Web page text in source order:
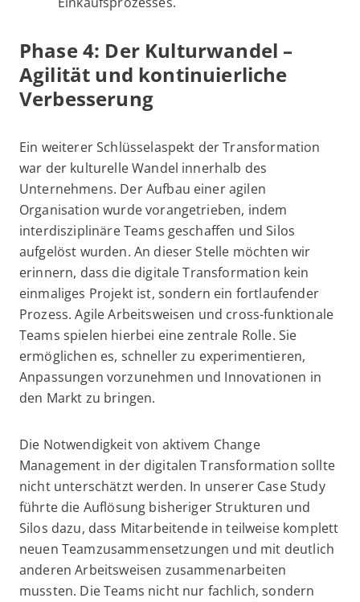
Phase 4: Der Kulturwandel –
Agilität und kontinuierliche
Verbesserung
Ein weiterer Schlüsselaspekt der Transformation
war der kulturelle Wandel innerhalb des
Unternehmens. Der Aufbau einer agilen
Organisation wurde vorangetrieben, indem
interdisziplinäre Teams geschaffen und Silos
aufgelöst wurden. An dieser Stelle möchten wir
erinnern, dass die digitale Transformation kein
einmaliges Projekt ist, sondern ein fortlaufender
Prozess. Agile Arbeitsweisen und cross-funktionale
Teams spielen hierbei eine zentrale Rolle. Sie
ermöglichen es, schneller zu experimentieren,
Anpassungen vorzunehmen und Innovationen in
den Markt zu bringen.
Die Notwendigkeit von aktivem Change
Management in der digitalen Transformation sollte
nicht unterschätzt werden. In unserer Case Study
führte die Auflösung bisheriger Strukturen und
Silos dazu, dass Mitarbeitende in teilweise komplett
neuen Teamzusammensetzungen und mit deutlich
anderen Arbeitsweisen zusammenarbeiten
mussten. Die Teams nicht nur fachlich, sondern